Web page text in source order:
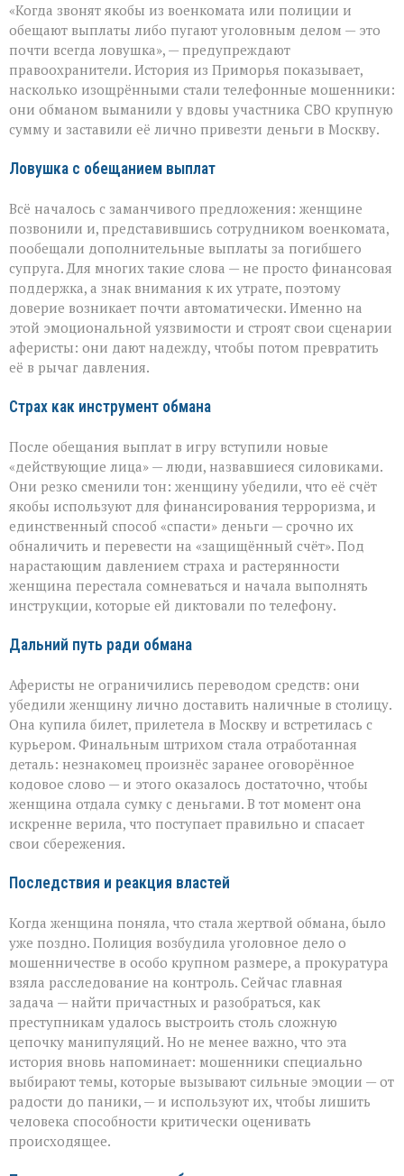
сыграли
на
самом
больном»:
вдова
военного
лишилась
миллионов
из‑за
«Когда звонят якобы из военкомата или полиции и
обещают выплаты либо пугают уголовным делом — это
почти всегда ловушка», — предупреждают
правоохранители. История из Приморья показывает,
насколько изощрёнными стали телефонные мошенники:
они обманом выманили у вдовы участника СВО крупную
сумму и заставили её лично привезти деньги в Москву.
Ловушка с обещанием выплат
Всё началось с заманчивого предложения: женщине
позвонили и, представившись сотрудником военкомата,
пообещали дополнительные выплаты за погибшего
супруга. Для многих такие слова — не просто финансовая
поддержка, а знак внимания к их утрате, поэтому
доверие возникает почти автоматически. Именно на
этой эмоциональной уязвимости и строят свои сценарии
аферисты: они дают надежду, чтобы потом превратить
её в рычаг давления.
Страх как инструмент обмана
После обещания выплат в игру вступили новые
«действующие лица» — люди, назвавшиеся силовиками.
Они резко сменили тон: женщину убедили, что её счёт
якобы используют для финансирования терроризма, и
единственный способ «спасти» деньги — срочно их
обналичить и перевести на «защищённый счёт». Под
нарастающим давлением страха и растерянности
женщина перестала сомневаться и начала выполнять
инструкции, которые ей диктовали по телефону.
Дальний путь ради обмана
Аферисты не ограничились переводом средств: они
убедили женщину лично доставить наличные в столицу.
Она купила билет, прилетела в Москву и встретилась с
курьером. Финальным штрихом стала отработанная
деталь: незнакомец произнёс заранее оговорённое
кодовое слово — и этого оказалось достаточно, чтобы
женщина отдала сумку с деньгами. В тот момент она
искренне верила, что поступает правильно и спасает
свои сбережения.
Последствия и реакция властей
Когда женщина поняла, что стала жертвой обмана, было
уже поздно. Полиция возбудила уголовное дело о
мошенничестве в особо крупном размере, а прокуратура
взяла расследование на контроль. Сейчас главная
задача — найти причастных и разобраться, как
преступникам удалось выстроить столь сложную
цепочку манипуляций. Но не менее важно, что эта
история вновь напоминает: мошенники специально
выбирают темы, которые вызывают сильные эмоции — от
радости до паники, — и используют их, чтобы лишить
человека способности критически оценивать
происходящее.